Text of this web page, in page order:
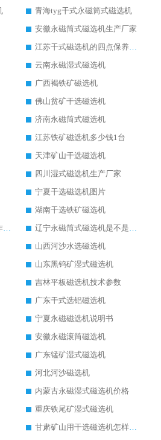
青海tyg干式永磁筒式磁选机
安徽永磁筒式磁选机生产厂家
江苏干式磁选机的四点保养秘籍
云南永磁湿式磁选机
广西褐铁矿磁选机
佛山贫矿干选磁选机
济南永磁筒式磁选机
江苏铁矿磁选机多少钱1台
天津矿山干选磁选机
四川湿式磁选机生产厂家
宁夏干选磁选机图片
湖南干选铁矿磁选机
黑龙江永磁筒磁选机的工作原理
辽宁永磁筒式磁选机是不是强磁
山西河沙水选磁选机
山东黑钨矿湿式磁选机
吉林平板磁选机技术参数
广东干式选铝磁选机
宁夏永磁磁选机说明书
安徽永磁滚筒磁选机
广东锰矿湿式磁选机
河北河沙磁选机
内蒙古永磁湿式磁选机价格
重庆铁尾矿湿式磁选机
甘肃矿山用干选磁选机怎样调磁